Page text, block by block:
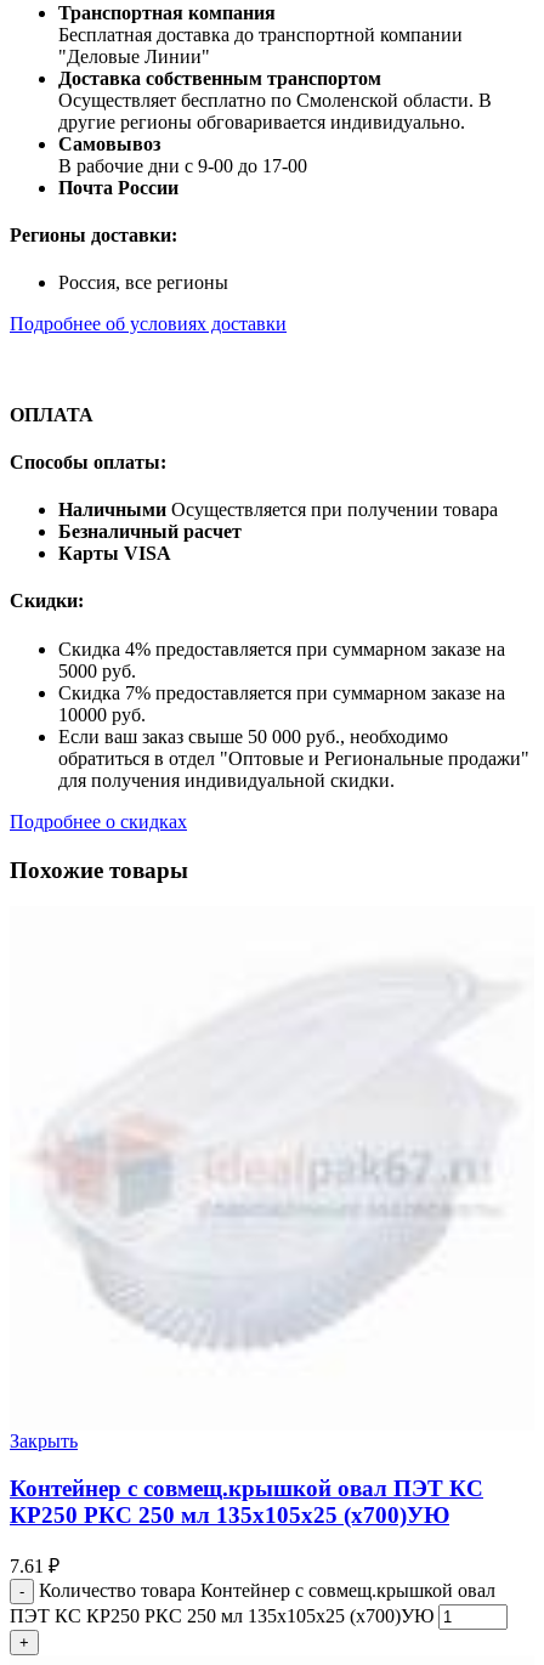
Транспортная компания
Бесплатная доставка до транспортной компании
"Деловые Линии"
Доставка собственным транспортом
Осуществляет бесплатно по Смоленской области. В
другие регионы обговаривается индивидуально.
Самовывоз
В рабочие дни с 9-00 до 17-00
Почта России
Регионы доставки:
Россия, все регионы
Подробнее об условиях доставки
ОПЛАТА
Способы оплаты:
Наличными Осуществляется при получении товара
Безналичный расчет
Карты VISA
Скидки:
Скидка 4% предоставляется при суммарном заказе на
5000 руб.
Скидка 7% предоставляется при суммарном заказе на
10000 руб.
Если ваш заказ свыше 50 000 руб., необходимо
обратиться в отдел "Оптовые и Региональные продажи"
для получения индивидуальной скидки.
Подробнее о скидках
Похожие товары
Закрыть
Контейнер с совмещ.крышкой овал ПЭТ КС
КР250 РКС 250 мл 135х105х25 (х700)УЮ
7.61 ₽
Количество товара Контейнер с совмещ.крышкой овал
ПЭТ КС КР250 РКС 250 мл 135х105х25 (х700)УЮ